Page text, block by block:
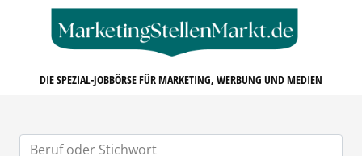
DIE SPEZIAL-JOBBÖRSE FÜR MARKETING, WERBUNG UND MEDIEN